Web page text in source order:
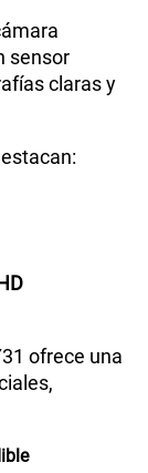
sensor
claras y
ofrece una